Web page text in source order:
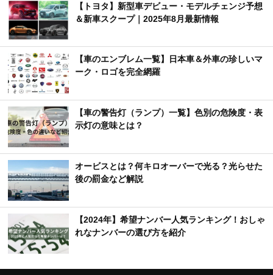
【トヨタ】新型車デビュー・モデルチェンジ予想
＆新車スクープ｜2025年8月最新情報
【車のエンブレム一覧】日本車＆外車の珍しいマ
ーク・ロゴを完全網羅
【車の警告灯（ランプ）一覧】色別の危険度・表
示灯の意味とは？
オービスとは？何キロオーバーで光る？光らせた
後の罰金など解説
【2024年】希望ナンバー人気ランキング！おしゃ
れなナンバーの選び方を紹介